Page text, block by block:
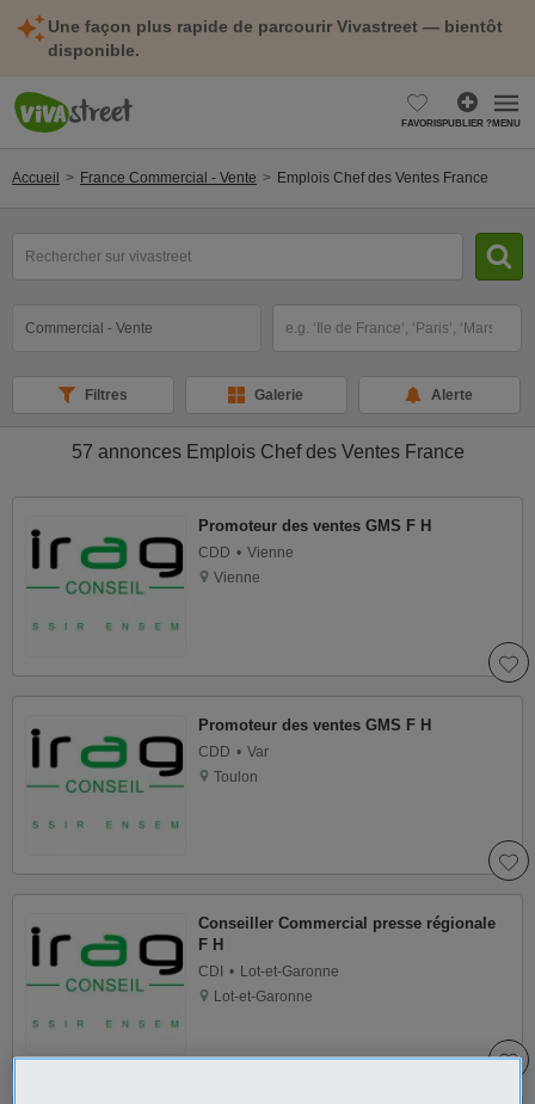
Une façon plus rapide de parcourir Vivastreet — bientôt
disponible.
FAVORISPUBLIER ?MENU
Accueil France Commercial - Vente Emplois Chef des Ventes France
clé(s)
Filtres Galerie Alerte
57 annonces Emplois Chef des Ventes France
Promoteur des ventes GMS F H
CDD
Vienne
Vienne
Promoteur des ventes GMS F H
CDD
Var
Toulon
Conseiller Commercial presse régionale
F H
CDI
Lot-et-Garonne
Lot-et-Garonne